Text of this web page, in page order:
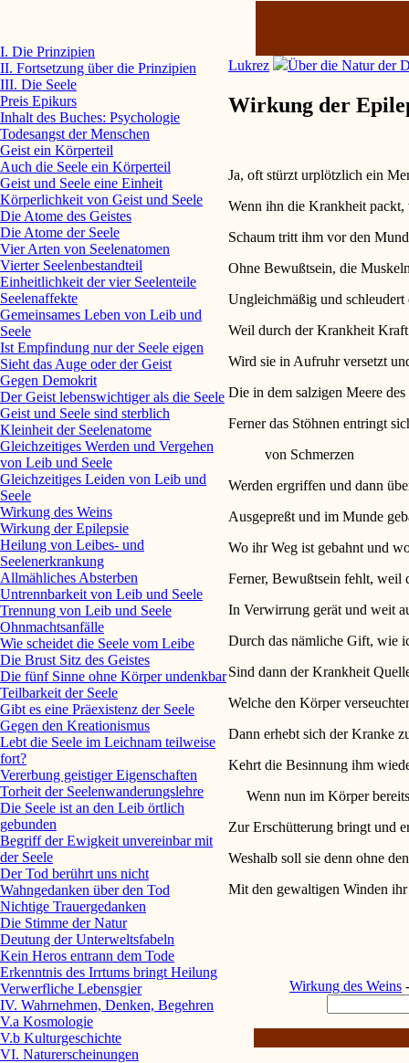
Lukrez Über die Natur der
Wirkung der
Ja, oft stürzt urplötzlich ein
Wenn ihn die Krankheit
Schaum tritt ihm vor den
Ohne Bewußtsein, die
Ungleichmäßig und schleudert
Weil durch der Krankheit
Wird sie in Aufruhr versetzt
Die in dem salzigen Meere
Ferner das Stöhnen entringt
von Schmerzen
Werden ergriffen und dann
Ausgepreßt und im Munde
Wo ihr Weg ist gebahnt und
Ferner, Bewußtsein fehlt, weil
In Verwirrung gerät und weit
Durch das nämliche Gift, wie
Sind dann der Krankheit
Welche den Körper
Dann erhebt sich der Kranke
Kehrt die Besinnung ihm
Wenn nun im Körper
Zur Erschütterung bringt und
Weshalb soll sie denn ohne
Mit den gewaltigen Winden
Wirkung des Weins
I. Die Prinzipien
II. Fortsetzung über die Prinzipien
III. Die Seele
Preis Epikurs
Inhalt des Buches: Psychologie
Todesangst der Menschen
Geist ein Körperteil
Auch die Seele ein Körperteil
Geist und Seele eine Einheit
Körperlichkeit von Geist und Seele
Die Atome des Geistes
Die Atome der Seele
Vier Arten von Seelenatomen
Vierter Seelenbestandteil
Einheitlichkeit der vier Seelenteile
Seelenaffekte
Gemeinsames Leben von Leib und
Seele
Ist Empfindung nur der Seele eigen
Sieht das Auge oder der Geist
Gegen Demokrit
Der Geist lebenswichtiger als die Seele
Geist und Seele sind sterblich
Kleinheit der Seelenatome
Gleichzeitiges Werden und Vergehen
von Leib und Seele
Gleichzeitiges Leiden von Leib und
Seele
Wirkung des Weins
Wirkung der Epilepsie
Heilung von Leibes- und
Seelenerkrankung
Allmähliches Absterben
Untrennbarkeit von Leib und Seele
Trennung von Leib und Seele
Ohnmachtsanfälle
Wie scheidet die Seele vom Leibe
Die Brust Sitz des Geistes
Die fünf Sinne ohne Körper undenkbar
Teilbarkeit der Seele
Gibt es eine Präexistenz der Seele
Gegen den Kreationismus
Lebt die Seele im Leichnam teilweise
fort?
Vererbung geistiger Eigenschaften
Torheit der Seelenwanderungslehre
Die Seele ist an den Leib örtlich
gebunden
Begriff der Ewigkeit unvereinbar mit
der Seele
Der Tod berührt uns nicht
Wahngedanken über den Tod
Nichtige Trauergedanken
Die Stimme der Natur
Deutung der Unterweltsfabeln
Kein Heros entrann dem Tode
Erkenntnis des Irrtums bringt Heilung
Verwerfliche Lebensgier
IV. Wahrnehmen, Denken, Begehren
V.a Kosmologie
V.b Kulturgeschichte
VI. Naturerscheinungen